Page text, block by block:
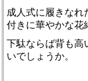
成人式に履きなれ
付きに華やかな花
下駄ならば背も高
いでしょうか。